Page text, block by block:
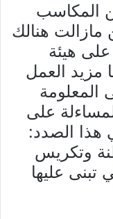
المكاسب
هنالك
هيئة
مزيد العمل
المعلومة
على
هذا الصدد:
وتكريس
عليها